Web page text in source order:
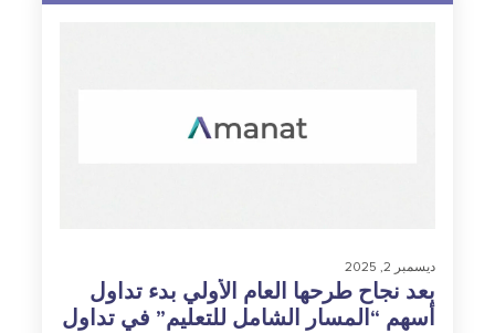
ديسمبر 2, 2025
بعد نجاح طرحها العام الأولي بدء تداول
أسهم “المسار الشامل للتعليم” في تداول